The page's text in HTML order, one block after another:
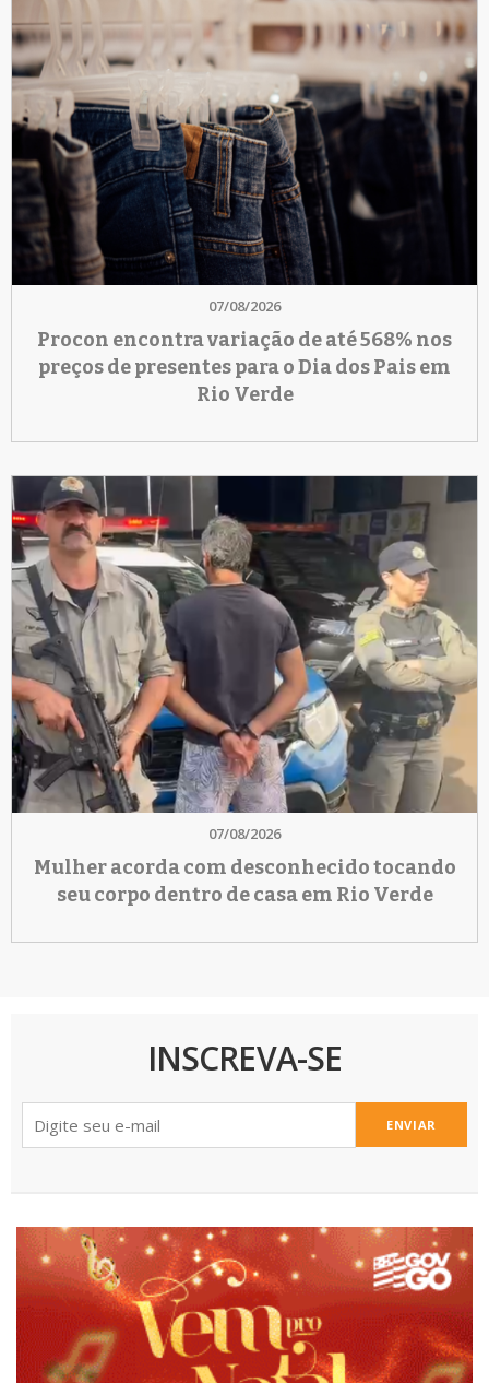
07/08/2026
Procon encontra variação de até 568% nos
preços de presentes para o Dia dos Pais em
Rio Verde
07/08/2026
Mulher acorda com desconhecido tocando
seu corpo dentro de casa em Rio Verde
INSCREVA-SE
ENVIAR